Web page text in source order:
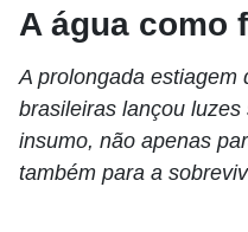
A água como
A prolongada estiagem
brasileiras lançou
insumo, não apenas
também para a